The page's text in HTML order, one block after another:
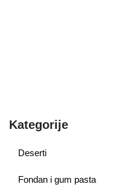
Kategorije
Deserti
Fondan i gum pasta